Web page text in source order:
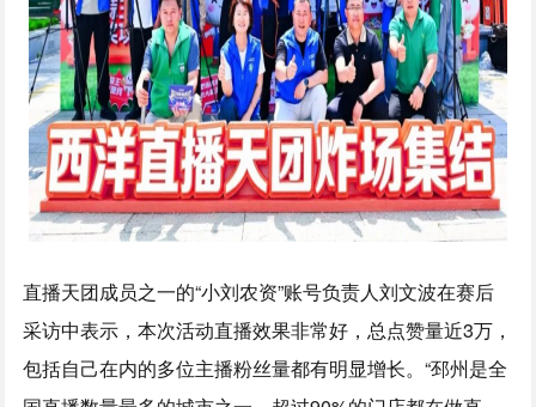
直播天团成员之一的“小刘农资”账号负责人刘文波在赛后
采访中表示，本次活动直播效果非常好，总点赞量近3万，
包括自己在内的多位主播粉丝量都有明显增长。“邳州是全